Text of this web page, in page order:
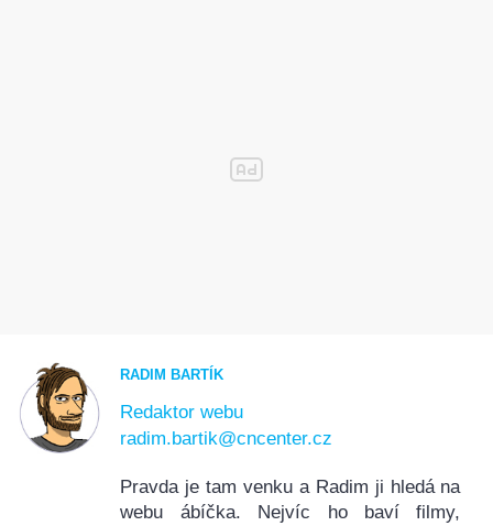
RADIM BARTÍK
Redaktor webu
radim.bartik@cncenter.cz
Pravda je tam venku a Radim ji hledá na
webu ábíčka. Nejvíc ho baví filmy,